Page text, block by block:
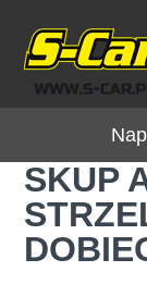
SKUP